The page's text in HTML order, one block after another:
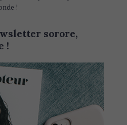
!
sorore,
!